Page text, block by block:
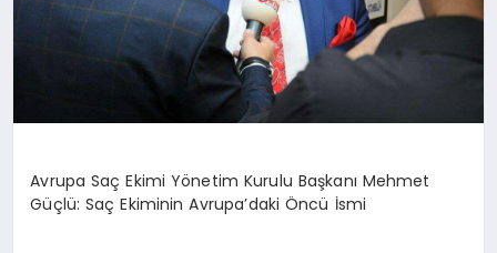
Avrupa Saç Ekimi Yönetim Kurulu Başkanı Mehmet
Güçlü: Saç Ekiminin Avrupa’daki Öncü İsmi